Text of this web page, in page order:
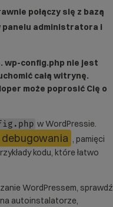
połączy się z bazą
panelu administratora i
wp-config.php nie jest
całą witrynę.
może poprosić Cię o
w WordPressie.
debugowania , pamięci
kodu, które łatwo
WordPressem, sprawdź
autoinstalatorze,